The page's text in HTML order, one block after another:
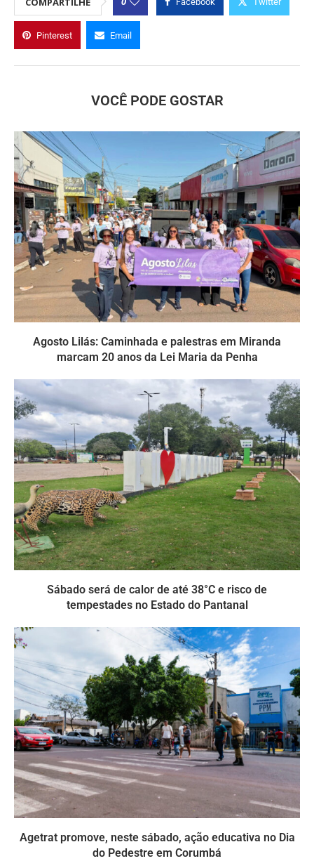
Pinterest Email
VOCÊ PODE GOSTAR
Agosto Lilás: Caminhada e palestras em Miranda
marcam 20 anos da Lei Maria da Penha
Sábado será de calor de até 38°C e risco de
tempestades no Estado do Pantanal
Agetrat promove, neste sábado, ação educativa no Dia
do Pedestre em Corumbá